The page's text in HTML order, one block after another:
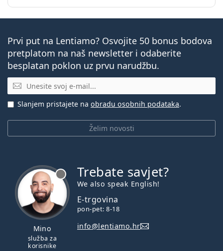
Prvi put na Lentiamo? Osvojite 50 bonus bodova
pretplatom na naš newsletter i odaberite
besplatan poklon uz prvu narudžbu.
E-mail
Želim novosti
Slanjem pristajete na obradu osobnih podataka.
Mino
služba za
korisnike
Trebate savjet?
We also speak English!
E-trgovina
pon-pet: 8-18
info@lentiamo.hr